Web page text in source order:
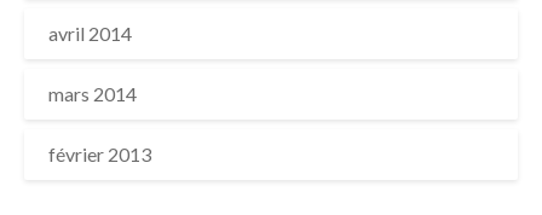
avril 2014
mars 2014
février 2013